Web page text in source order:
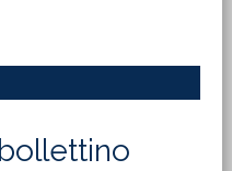
bollettino